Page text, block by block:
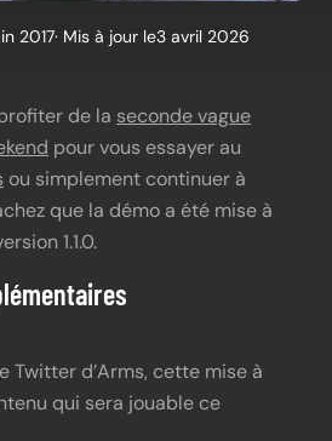
2017· Mis à jour le3 avril 2026
de la seconde vague
pour vous essayer au
ou simplement continuer à
que la démo a été mise à
1.1.0.
Twitter d’Arms, cette mise à
qui sera jouable ce